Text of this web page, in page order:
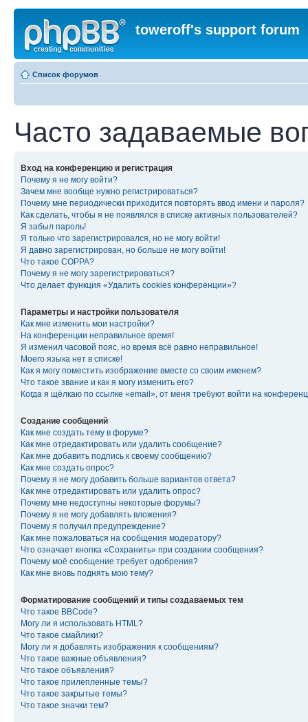
toweroff's support forum
Список форумов
Часто задаваемые
Вход на конференцию и регистрация
Почему я не могу войти?
Зачем мне вообще нужно регистрироваться?
Почему мне периодически приходится повторять ввод имени и пароля?
Как сделать, чтобы я не появлялся в списке активных пользователей?
Я забыл пароль!
Я только что зарегистрировался, но не могу войти!
Я давно зарегистрирован, но больше не могу войти!
Что такое COPPA?
Почему я не могу зарегистрироваться?
Что делает функция «Удалить cookies конференции»?
Параметры и настройки пользователя
Как мне изменить мои настройки?
На конференции неправильное время!
Я изменил часовой пояс, но время всё равно неправильное!
Моего языка нет в списке!
Как я могу поместить изображение вместе со своим именем?
Что такое звание и как я могу изменить его?
Когда я щёлкаю по ссылке «email», от меня требуют войти на
Создание сообщений
Как мне создать тему в форуме?
Как мне отредактировать или удалить сообщение?
Как мне добавить подпись к своему сообщению?
Как мне создать опрос?
Почему я не могу добавить больше вариантов ответа?
Как мне отредактировать или удалить опрос?
Почему мне недоступны некоторые форумы?
Почему я не могу добавлять вложения?
Почему я получил предупреждение?
Как мне пожаловаться на сообщения модератору?
Что означает кнопка «Сохранить» при создании сообщения?
Почему моё сообщение требует одобрения?
Как мне вновь поднять мою тему?
Форматирование сообщений и типы создаваемых тем
Что такое BBCode?
Могу ли я использовать HTML?
Что такое смайлики?
Могу ли я добавлять изображения к сообщениям?
Что такое важные объявления?
Что такое объявления?
Что такое прилепленные темы?
Что такое закрытые темы?
Что такое значки тем?